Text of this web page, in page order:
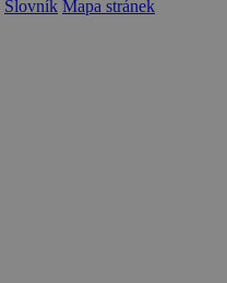
Slovník Mapa stránek